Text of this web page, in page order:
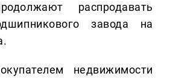
распродавать
завода на
недвижимости